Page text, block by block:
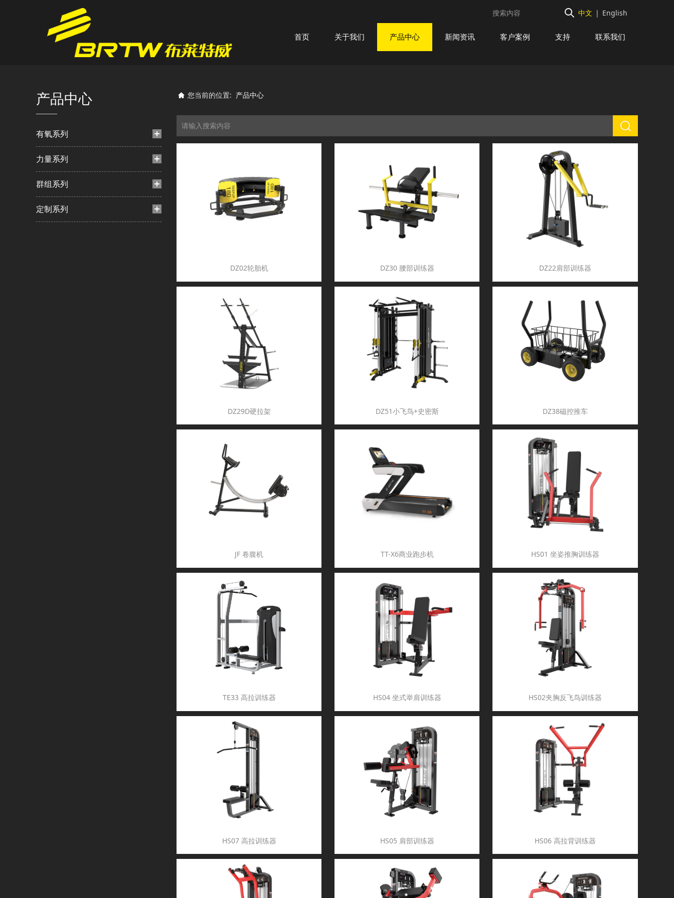
中文 | English
首页 关于我们 产品中心 新闻资讯 客户案例 支持 联系我们
产品中心
有氧系列
力量系列
群组系列
定制系列
您当前的位置: 产品中心
DZ02轮胎机 DZ30 腰部训练器 DZ22肩部训练器
DZ29D硬拉架 DZ51小飞鸟+史密斯 DZ38磁控推车
JF 卷腹机 TT-X6商业跑步机 HS01 坐姿推胸训练器
TE33 高拉训练器 HS04 坐式举肩训练器 HS02夹胸反飞鸟训练器
HS07 高拉训练器 HS05 肩部训练器 HS06 高拉背训练器